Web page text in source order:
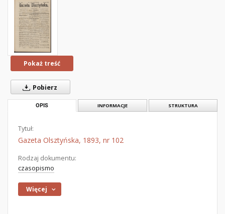
Pokaż treść
Pobierz
OPIS INFORMACJE STRUKTURA
Tytuł:
Gazeta Olsztyńska, 1893, nr 102
Rodzaj dokumentu:
czasopismo
Więcej